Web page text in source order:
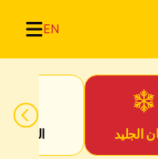
EN
الجليد التحضير